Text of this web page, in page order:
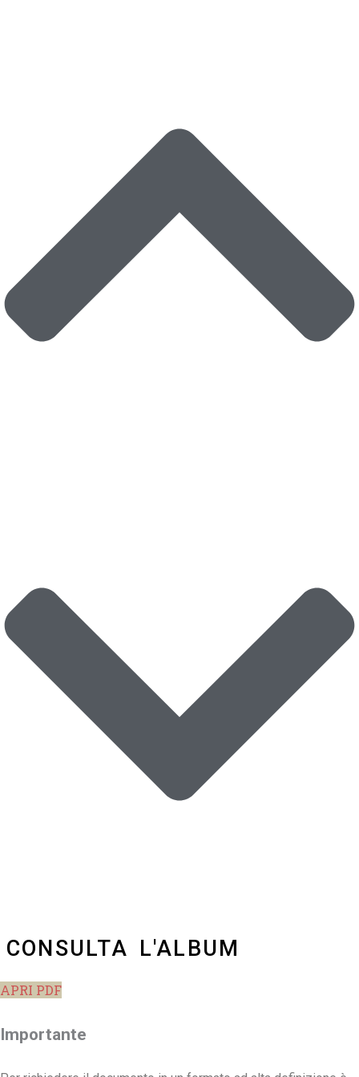
CONSULTA L'ALBUM
APRI PDF
Importante